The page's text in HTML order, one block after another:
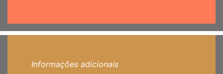
Informações adicionais